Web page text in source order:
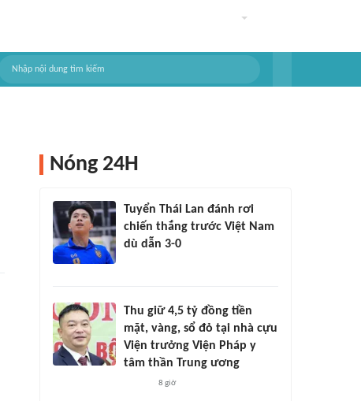
Nóng 24H
Tuyển Thái Lan đánh rơi
chiến thắng trước Việt Nam
dù dẫn 3-0
Thu giữ 4,5 tỷ đồng tiền
mặt, vàng, sổ đỏ tại nhà cựu
Viện trưởng Viện Pháp y
tâm thần Trung ương
8 giờ